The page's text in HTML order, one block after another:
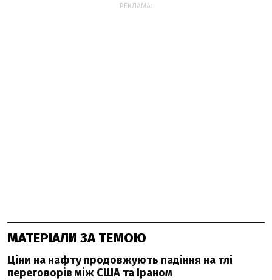
РЕКЛАМА:
МАТЕРІАЛИ ЗА ТЕМОЮ
Ціни на нафту продовжують падіння на тлі
переговорів між США та Іраном